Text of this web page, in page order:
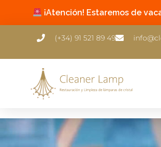
¡Atención! Estaremos de
(+34) 91 521 89 49